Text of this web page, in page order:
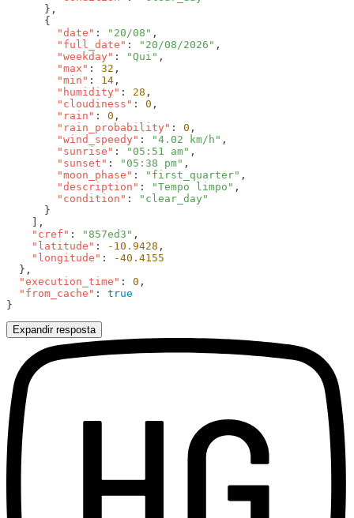
        "date"
: "20/08"
        "full_date"
: "20/08/2026"
        "weekday"
: "Qui"
        "max"
: 32
        "min"
: 14
        "humidity"
: 28
        "cloudiness"
: 0
        "rain"
: 0
        "rain_probability"
: 0
        "wind_speedy"
: "4.02 km/h"
        "sunrise"
: "05:51 am"
        "sunset"
: "05:38 pm"
        "moon_phase"
: "first_quarter"
        "description"
: "Tempo limpo"
        "condition"
:
    "cref"
: "857ed3"
    "latitude"
: -10.9428
    "longitude"
:
  "execution_time"
: 0
  "from_cache"
:
Expandir resposta